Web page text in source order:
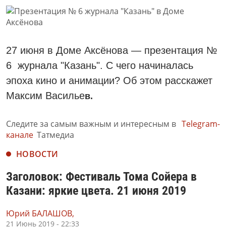
27 июня в Доме Аксёнова — презентация №
6 журнала "Казань". С чего начиналась
эпоха кино и анимации? Об этом расскажет
Максим Васильев.
Следите за самым важным и интересным в Telegram-
канале Татмедиа
НОВОСТИ
Заголовок: Фестиваль Тома Сойера в
Казани: яркие цвета. 21 июня 2019
Юрий БАЛАШОВ,
21 Июнь 2019 - 22:33